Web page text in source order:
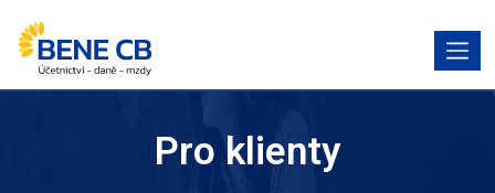
Pro klienty